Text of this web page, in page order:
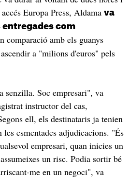
Europa Press, Aldama va
com
comparació amb els guanys
a "milions d'euros" pels
senzilla. Soc empresari", va
instructor del cas,
ell, els destinataris ja tenien
esmentades adjudicacions. "És
empresari, quan inicies un
un risc. Podia sortir bé
me en un negoci", va